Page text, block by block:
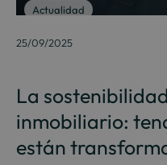
Actualidad
25/09/2025
La
inmobiliario:
están